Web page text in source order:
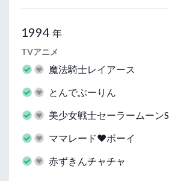
1994 年
TVアニメ
魔法騎士レイアース
とんでぶーりん
美少女戦士セーラームーンS
ママレード♥ボーイ
赤ずきんチャチャ